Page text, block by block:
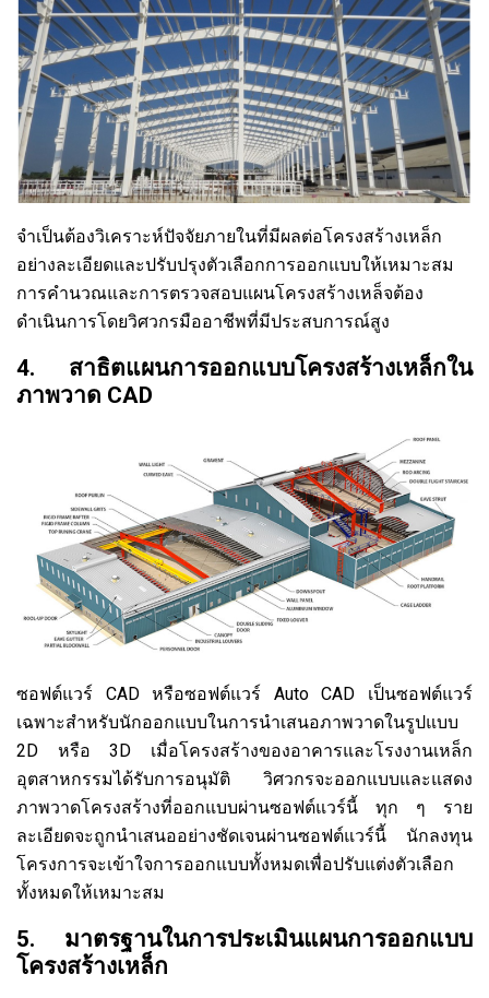
จำเป็นต้องวิเคราะห์ปัจจัยภายในที่มีผลต่อโครงสร้างเหล็ก
อย่างละเอียดและปรับปรุงตัวเลือกการออกแบบให้เหมาะสม
การคำนวณและการตรวจสอบแผนโครงสร้างเหล็จต้อง
ดำเนินการโดยวิศวกรมืออาชีพที่มีประสบการณ์สูง
4. สาธิตแผนการออกแบบโครงสร้างเหล็กใน
ภาพวาด CAD
ซอฟต์แวร์ CAD หรือซอฟต์แวร์ Auto CAD เป็นซอฟต์แวร์
เฉพาะสำหรับนักออกแบบในการนำเสนอภาพวาดในรูปแบบ
2D หรือ 3D เมื่อโครงสร้างของอาคารและโรงงานเหล็ก
อุตสาหกรรมได้รับการอนุมัติ วิศวกรจะออกแบบและแสดง
ภาพวาดโครงสร้างที่ออกแบบผ่านซอฟต์แวร์นี้ ทุก ๆ ราย
ละเอียดจะถูกนำเสนออย่างชัดเจนผ่านซอฟต์แวร์นี้ นักลงทุน
โครงการจะเข้าใจการออกแบบทั้งหมดเพื่อปรับแต่งตัวเลือก
ทั้งหมดให้เหมาะสม
5. มาตรฐานในการประเมินแผนการออกแบบ
โครงสร้างเหล็ก